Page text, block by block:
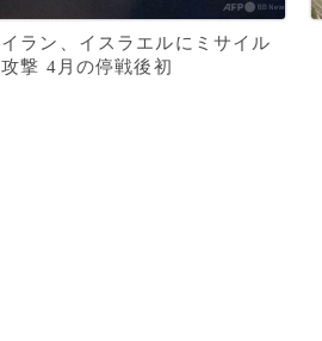
イラン、イスラエルにミサイル
攻撃 4月の停戦後初